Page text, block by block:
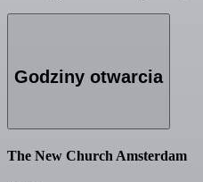
Godziny otwarcia
The New Church Amsterdam